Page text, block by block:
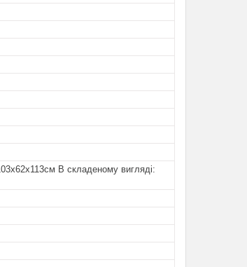
В складеному вигляді: